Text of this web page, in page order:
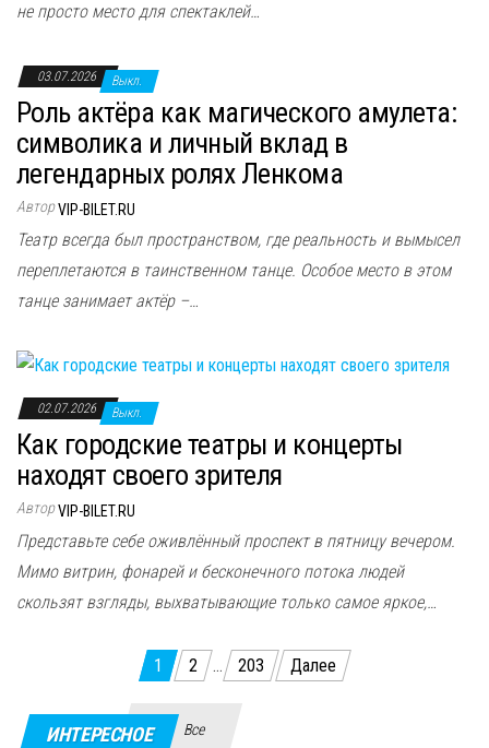
не просто место для спектаклей…
03.07.2026 Выкл.
Роль актёра как магического амулета:
символика и личный вклад в
легендарных ролях Ленкома
АвторVIP-BILET.RU
Театр всегда был пространством, где реальность и вымысел
переплетаются в таинственном танце. Особое место в этом
танце занимает актёр –…
02.07.2026 Выкл.
Как городские театры и концерты
находят своего зрителя
АвторVIP-BILET.RU
Представьте себе оживлённый проспект в пятницу вечером.
Мимо витрин, фонарей и бесконечного потока людей
скользят взгляды, выхватывающие только самое яркое,…
Пагинация
записей
1 2 … 203 Далее
ИНТЕРЕСНОЕ Все